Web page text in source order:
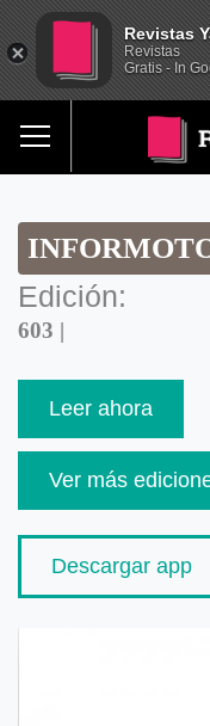
Edición:
603 |
Leer ahora
Ver más
Descargar app
Revistas
Revistas
Gratis - In